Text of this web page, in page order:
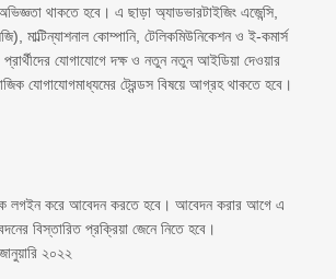
অভিজ্ঞতা থাকতে হবে। এ ছাড়া অ্যাডভারটাইজিং এজেন্সি,
মাল্টিন্যাশনাল কোম্পানি, টেলিকমিউনিকেশন ও ই-কমার্স
প্রার্থীদের যোগাযোগে দক্ষ ও নতুন নতুন আইডিয়া দেওয়ার
যোগাযোগমাধ্যমের ট্রেন্ডস বিষয়ে আগ্রহ থাকতে হবে।
লগইন করে আবেদন করতে হবে। আবেদন করার আগে এ
বিস্তারিত প্রক্রিয়া জেনে নিতে হবে।
২০২২